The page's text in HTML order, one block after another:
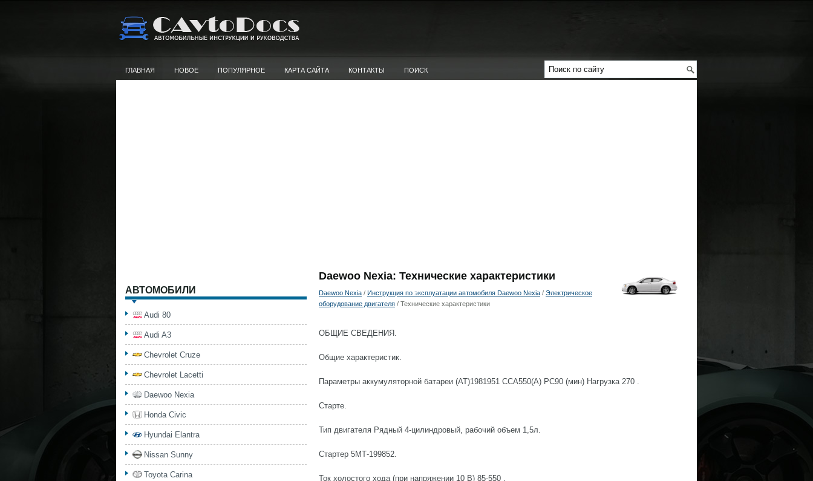
ГЛАВНАЯ НОВОЕ ПОПУЛЯРНОЕ КАРТА САЙТА КОНТАКТЫ ПОИСК
Daewoo Nexia: Технические характеристики
Daewoo Nexia / Инструкция по эксплуатации автомобиля Daewoo Nexia / Электрическое
оборудование двигателя / Технические характеристики
ОБЩИЕ СВЕДЕНИЯ.
Общие характеристик.
Параметры аккумуляторной батареи (АТ)1981951 ССА550(А) РС90 (мин) Нагрузка 270 .
Старте.
Тип двигателя Рядный 4-цилиндровый, рабочий объем 1,5л.
Стартер 5МТ-199852.
Ток холостого хода (при напряжении 10 В) 85-550 .
АВТОМОБИЛИ
Audi 80
Audi A3
Chevrolet Cruze
Chevrolet Lacetti
Daewoo Nexia
Honda Civic
Hyundai Elantra
Nissan Sunny
Toyota Carina